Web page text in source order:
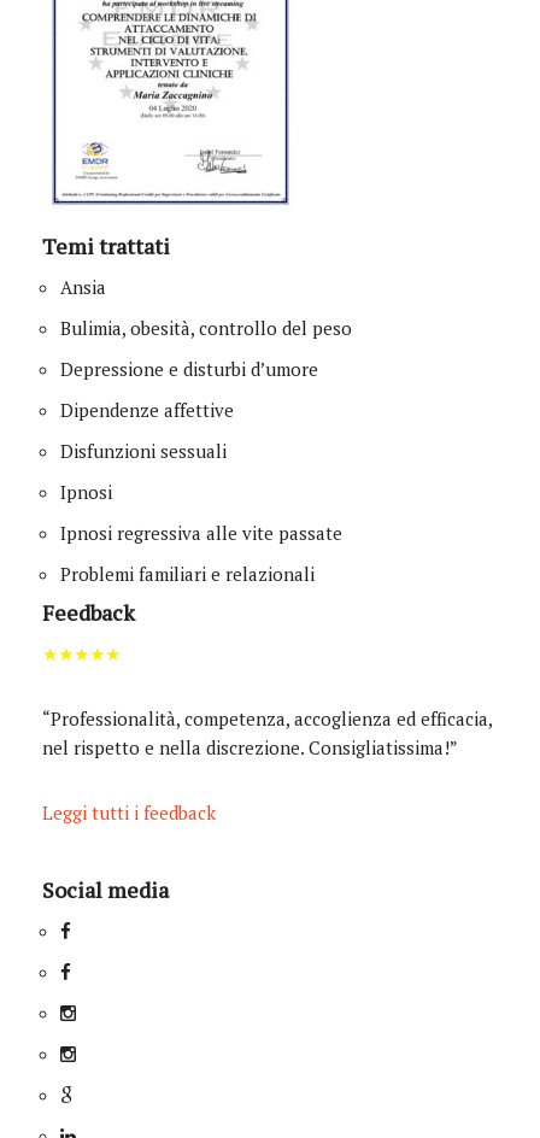
Temi trattati
Ansia
Bulimia, obesità, controllo del peso
Depressione e disturbi d’umore
Dipendenze affettive
Disfunzioni sessuali
Ipnosi
Ipnosi regressiva alle vite passate
Problemi familiari e relazionali
Feedback
★★★★★
“Professionalità, competenza, accoglienza ed efficacia,
nel rispetto e nella discrezione. Consigliatissima!”
Leggi tutti i feedback
Social media